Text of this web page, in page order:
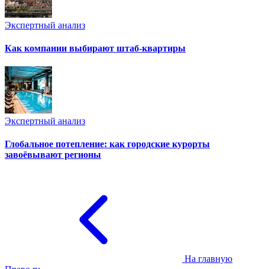
Экспертный анализ
Как компании выбирают штаб-квартиры
Экспертный анализ
Глобальное потепление: как городские курорты
завоёвывают регионы
На главную